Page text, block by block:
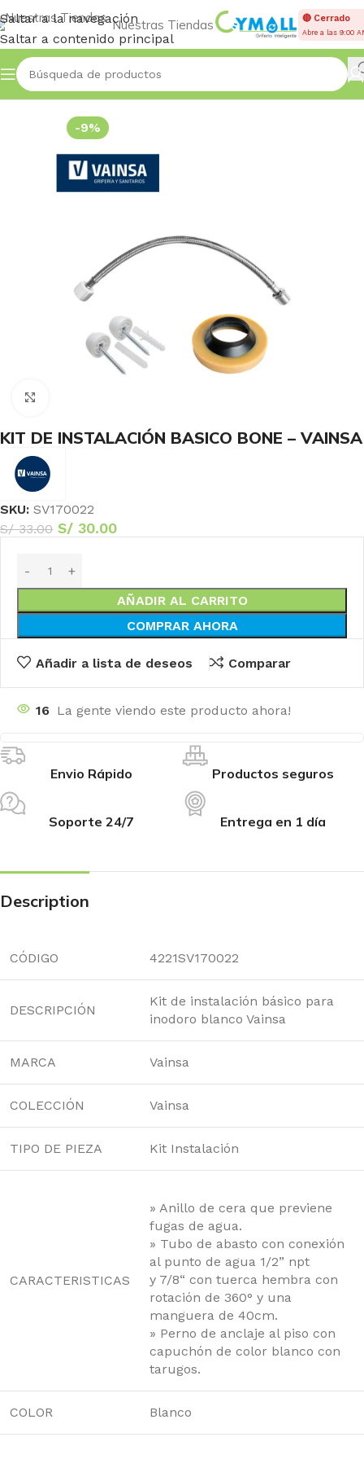
Saltar a la navegación
Saltar a contenido principal
Nuestras Tiendas 🔴 Cerrado
Abre a las 9:00
Inicio KIT DE INSTALACIÓN INODORO
-9%
KIT DE INSTALACIÓN BASICO BONE – VAINSA
SKU: SV170022
S/33.00 S/ 30.00
AÑADIR AL CARRITO
COMPRAR AHORA
Añadir a lista de deseos Comparar
16 La gente viendo este producto ahora!
Envio Rápido Productos seguros
Soporte 24/7 Entrega en 1 día
Description
CÓDIGO 4221SV170022
DESCRIPCIÓN
Kit de instalación básico para
inodoro blanco Vainsa
MARCA Vainsa
COLECCIÓN Vainsa
TIPO DE PIEZA Kit Instalación
CARACTERISTICAS
» Anillo de cera que previene
fugas de agua.
» Tubo de abasto con conexión
al punto de agua 1/2” npt
y 7/8“ con tuerca hembra con
rotación de 360° y una
manguera de 40cm.
» Perno de anclaje al piso con
capuchón de color blanco con
tarugos.
COLOR Blanco